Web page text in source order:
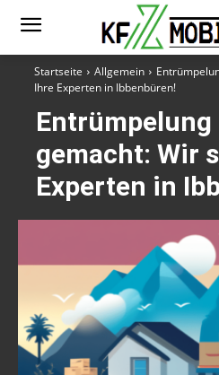
Startseite Allgemein
Ihre Experten in Ibbenbüren!
gemacht: Wir
Experten in